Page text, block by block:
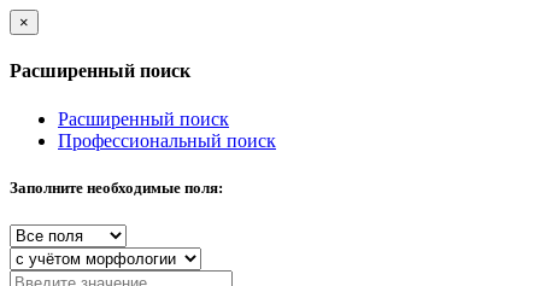
×
Расширенный поиск
Расширенный поиск
Профессиональный поиск
Заполните необходимые поля: